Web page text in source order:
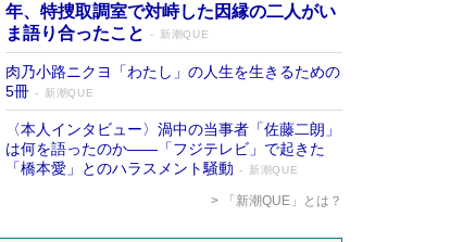
年、特捜取調室で対峙した因縁の二人がい
ま語り合ったこと
新潮QUE
肉乃小路ニクヨ「わたし」の人生を生きるための
5冊
新潮QUE
〈本人インタビュー〉渦中の当事者「佐藤二朗」
は何を語ったのか――「フジテレビ」で起きた
「橋本愛」とのハラスメント騒動
新潮QUE
「新潮QUE」とは？